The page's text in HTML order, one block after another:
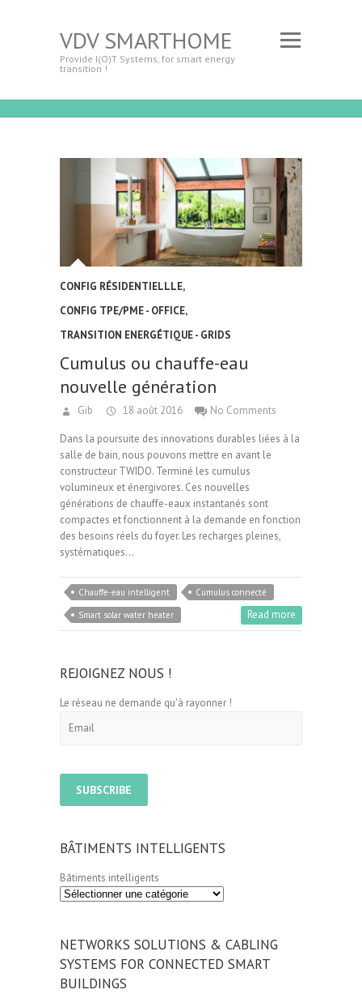
VDV SMARTHOME
Provide I(O)T Systems, for smart energy
transition !
CONFIG RÉSIDENTIELLLE,
CONFIG TPE/PME - OFFICE,
TRANSITION ENERGÉTIQUE - GRIDS
Cumulus ou chauffe-eau
nouvelle génération
Gib 18 août 2016 No Comments
Dans la poursuite des innovations durables liées à la
salle de bain, nous pouvons mettre en avant le
constructeur TWIDO. Terminé les cumulus
volumineux et énergivores. Ces nouvelles
générations de chauffe-eaux instantanés sont
compactes et fonctionnent à la demande en fonction
des besoins réels du foyer. Les recharges pleines,
systématiques…
Chauffe-eau intelligent
Cumulus connecté
Smart solar water heater
Read more
REJOIGNEZ NOUS !
Le réseau ne demande qu'à rayonner !
BÂTIMENTS INTELLIGENTS
Bâtiments intelligents
NETWORKS SOLUTIONS & CABLING
SYSTEMS FOR CONNECTED SMART
BUILDINGS